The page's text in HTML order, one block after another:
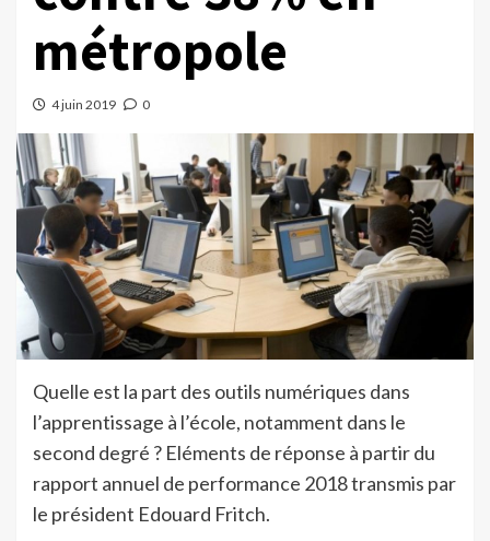
métropole
4 juin 2019 0
Quelle est la part des outils numériques dans
l’apprentissage à l’école, notamment dans le
second degré ? Eléments de réponse à partir du
rapport annuel de performance 2018 transmis par
le président Edouard Fritch.